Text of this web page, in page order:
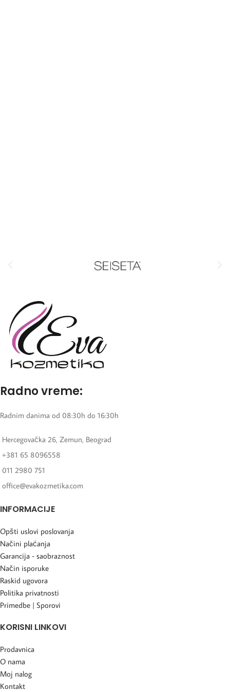
Radno vreme:
Radnim danima od 08:30h do 16:30h
Hercegovačka 26, Zemun, Beograd
+381 65 8096558
011 2980 751
office@evakozmetika.com
INFORMACIJE
Opšti uslovi poslovanja
Načini plaćanja
Garancija - saobraznost
Način isporuke
Raskid ugovora
Politika privatnosti
Primedbe | Sporovi
KORISNI LINKOVI
Prodavnica
O nama
Moj nalog
Kontakt